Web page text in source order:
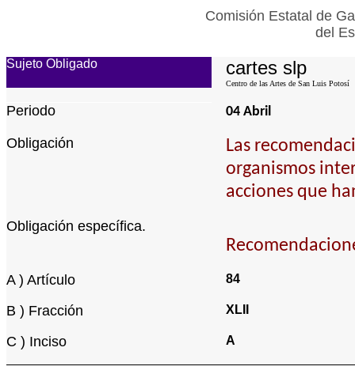
Comisión Estatal de
del
Sujeto Obligado cartes slp
Centro de las Artes de San Luis Potosí
Periodo 04 Abril
Obligación
Las
organismos
acciones que
Obligación específica.
A ) Artículo 84
B ) Fracción XLII
C ) Inciso A